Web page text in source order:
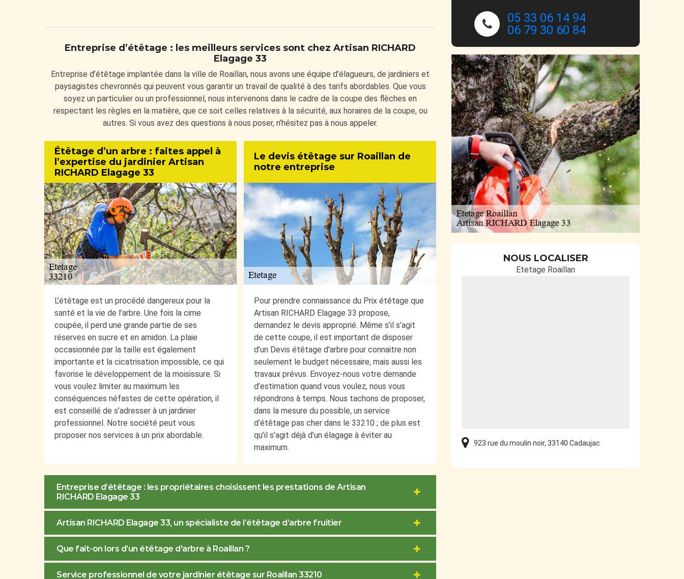
Entreprise d’étêtage : les meilleurs services sont chez Artisan RICHARD
Elagage 33
Entreprise d’étêtage implantée dans la ville de Roaillan, nous avons une équipe d’élagueurs, de jardiniers et
paysagistes chevronnés qui peuvent vous garantir un travail de qualité à des tarifs abordables. Que vous
soyez un particulier ou un professionnel, nous intervenons dans le cadre de la coupe des flèches en
respectant les règles en la matière, que ce soit celles relatives à la sécurité, aux horaires de la coupe, ou
autres. Si vous avez des questions à nous poser, n’hésitez pas à nous appeler.
Étêtage d’un arbre : faites appel à
l’expertise du jardinier Artisan
RICHARD Elagage 33
L’étêtage est un procédé dangereux pour la
santé et la vie de l’arbre. Une fois la cime
coupée, il perd une grande partie de ses
réserves en sucre et en amidon. La plaie
occasionnée par la taille est également
importante et la cicatrisation impossible, ce qui
favorise le développement de la moisissure. Si
vous voulez limiter au maximum les
conséquences néfastes de cette opération, il
est conseillé de s’adresser à un jardinier
professionnel. Notre société peut vous
proposer nos services à un prix abordable.
Le devis étêtage sur Roaillan de
notre entreprise
Pour prendre connaissance du Prix étêtage que
Artisan RICHARD Elagage 33 propose,
demandez le devis approprié. Même s’il s’agit
de cette coupe, il est important de disposer
d’un Devis étêtage d'arbre pour connaitre non
seulement le budget nécessaire, mais aussi les
travaux prévus. Envoyez-nous votre demande
d’estimation quand vous voulez, nous vous
répondrons à temps. Nous tachons de proposer,
dans la mesure du possible, un service
d’étêtage pas cher dans le 33210 ; de plus est
qu’il s’agit déjà d’un élagage à éviter au
maximum.
Entreprise d’étêtage : les propriétaires choisissent les prestations de Artisan
RICHARD Elagage 33
Artisan RICHARD Elagage 33, un spécialiste de l’étêtage d’arbre fruitier
Que fait-on lors d’un étêtage d'arbre à Roaillan ?
Service professionnel de votre jardinier étêtage sur Roaillan 33210
05 33 06 14 94
06 79 30 60 84
NOUS LOCALISER
Etetage Roaillan
923 rue du moulin noir, 33140 Cadaujac